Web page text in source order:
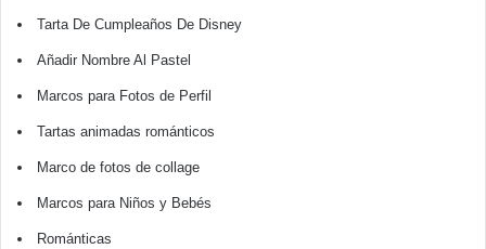
Tarta De Cumpleaños De Disney
Añadir Nombre Al Pastel
Marcos para Fotos de Perfil
Tartas animadas románticos
Marco de fotos de collage
Marcos para Niños y Bebés
Románticas